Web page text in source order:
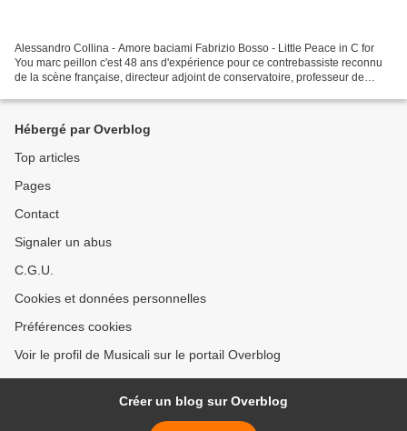
Alessandro Collina - Amore baciami Fabrizio Bosso - Little Peace in C for
You marc peillon c'est 48 ans d'expérience pour ce contrebassiste reconnu
de la scène française, directeur adjoint de conservatoire, professeur de
Hébergé par Overblog
Top articles
Pages
Contact
Signaler un abus
C.G.U.
Cookies et données personnelles
Préférences cookies
Voir le profil de Musicali sur le portail Overblog
Créer un blog sur Overblog